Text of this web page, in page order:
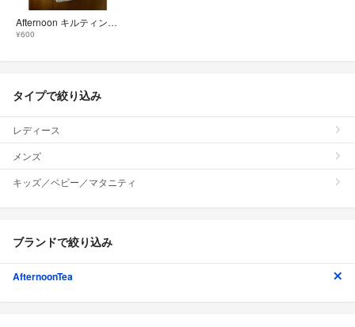
Afternoon キルティング エプロン 小花柄 リバーシル
¥600
タイプで絞り込み
レディース
メンズ
キッズ／ベビー／マタニティ
ブランドで絞り込み
AfternoonTea